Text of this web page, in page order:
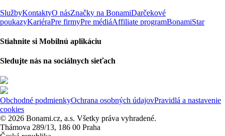
SlužbyKontaktyO násZnačky na BonamiDarčekové
poukazyKariéraPre firmyPre médiáAffiliate programBonamiStar
Stiahnite si Mobilnú aplikáciu
Sledujte nás na sociálnych sieťach
Obchodné podmienkyOchrana osobných údajovPravidlá a nastavenie
cookies
© 2026 Bonami.cz, a.s. Všetky práva vyhradené.
Thámova 289/13, 186 00 Praha